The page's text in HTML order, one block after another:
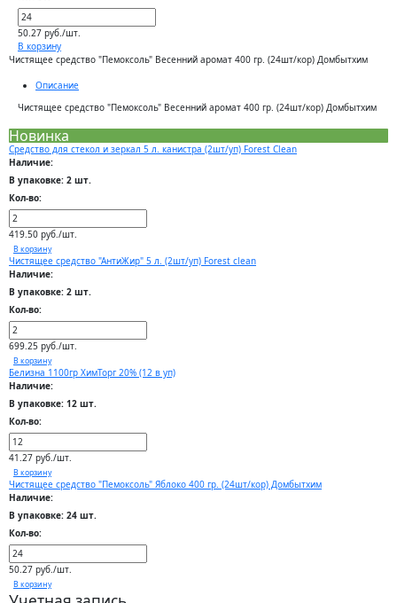
50.27 руб./шт.
В корзину
Чистящее средство "Пемоксоль" Весенний аромат 400 гр. (24шт/кор) Домбытхим
Описание
Чистящее средство "Пемоксоль" Весенний аромат 400 гр. (24шт/кор) Домбытхим
Новинка
Средство для стекол и зеркал 5 л. канистра (2шт/уп) Forest Clean
Наличие:
В упаковке: 2 шт.
Кол-во:
419.50 руб./шт.
В корзину
Чистящее средство "АнтиЖир" 5 л. (2шт/уп) Forest clean
Наличие:
В упаковке: 2 шт.
Кол-во:
699.25 руб./шт.
В корзину
Белизна 1100гр ХимТорг 20% (12 в уп)
Наличие:
В упаковке: 12 шт.
Кол-во:
41.27 руб./шт.
В корзину
Чистящее средство "Пемоксоль" Яблоко 400 гр. (24шт/кор) Домбытхим
Наличие:
В упаковке: 24 шт.
Кол-во:
50.27 руб./шт.
В корзину